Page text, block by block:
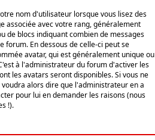
nom d'utilisateur lorsque vous lisez des
associée avec votre rang, généralement
de blocs indiquant combien de messages
forum. En dessous de celle-ci peut se
avatar, qui est généralement unique ou
à l'administrateur du forum d'activer les
les avatars seront disponibles. Si vous ne
alors dire que l'administrateur en a
pour lui en demander les raisons (nous
!).